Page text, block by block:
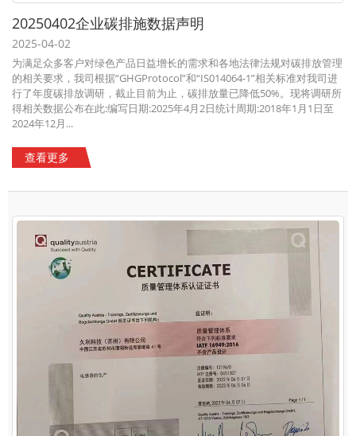
20250402企业碳排施数据声明
2025-04-02
为满足众多客户对绿色产品日益增长的需求和各地法律法规对碳排放管理
的相关要求，我司根据“GHGProtocol”和“IS014064-1”相关标准对我司进
行了年度碳排放调研，截止目前为止，碳排放量已降低50%。现将调研所
得相关数据公布在此:编写日期:2025年4月2日统计周期:2018年1月1日至
2024年12月...
查看更多